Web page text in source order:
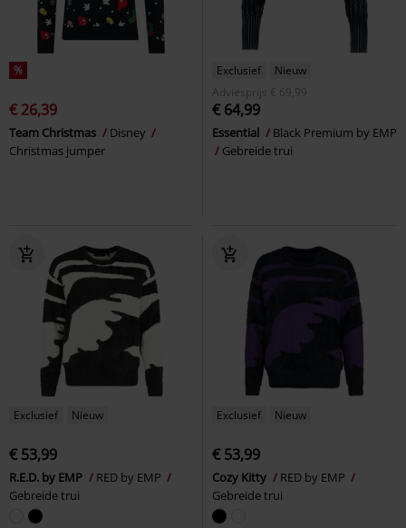
%
€ 26,39
Team Christmas
Disney
Christmas jumper
Exclusief
Nieuw
Adviesprijs
€ 69,99
€ 64,99
Essential
Black Premium by EMP
Gebreide trui
Exclusief Nieuw
€ 53,99
R.E.D. by EMP
RED by EMP
Gebreide trui
Exclusief Nieuw
€ 53,99
Cozy Kitty
RED by EMP
Gebreide trui